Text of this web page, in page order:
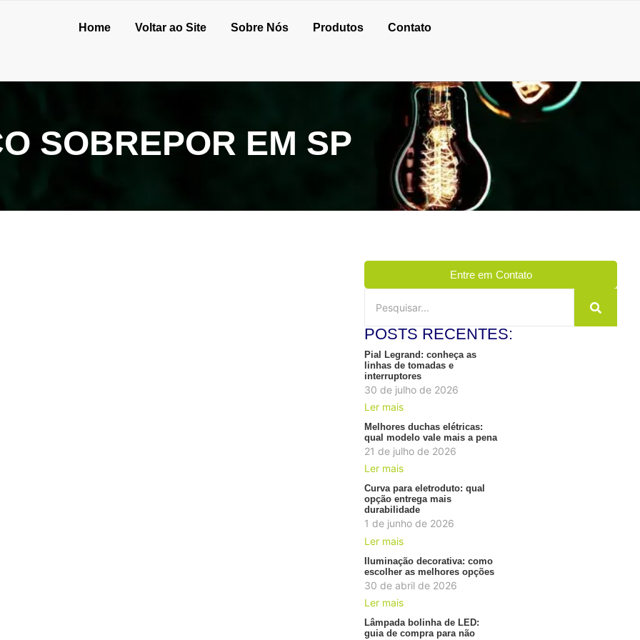
Home Voltar ao Site Sobre Nós Produtos Contato
SOBREPOR EM SP
Entre em Contato
POSTS RECENTES:
Pial Legrand: conheça as
linhas de tomadas e
interruptores
30 de julho de 2026
Ler mais
Melhores duchas elétricas:
qual modelo vale mais a pena
21 de julho de 2026
Ler mais
Curva para eletroduto: qual
opção entrega mais
durabilidade
1 de junho de 2026
Ler mais
Iluminação decorativa: como
escolher as melhores opções
30 de abril de 2026
Ler mais
Lâmpada bolinha de LED:
guia de compra para não